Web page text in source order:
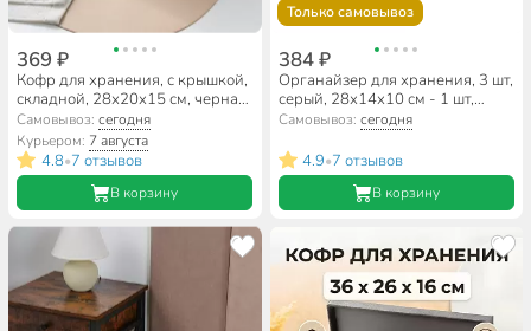
369 ₽
Кофр для хранения, с крышкой,
складной, 28х20х15 см, черная
клетка, A190063
Самовывоз:сегодня
Курьером: 7 августа
4.8•7 отзывов
В корзину
Только самовывоз
384 ₽
Органайзер для хранения, 3 шт,
серый, 28х14х10 см - 1 шт,
14х14х10 см - 2 шт,
Д70702.012
Самовывоз: сегодня
4.9•7 отзывов
В корзину